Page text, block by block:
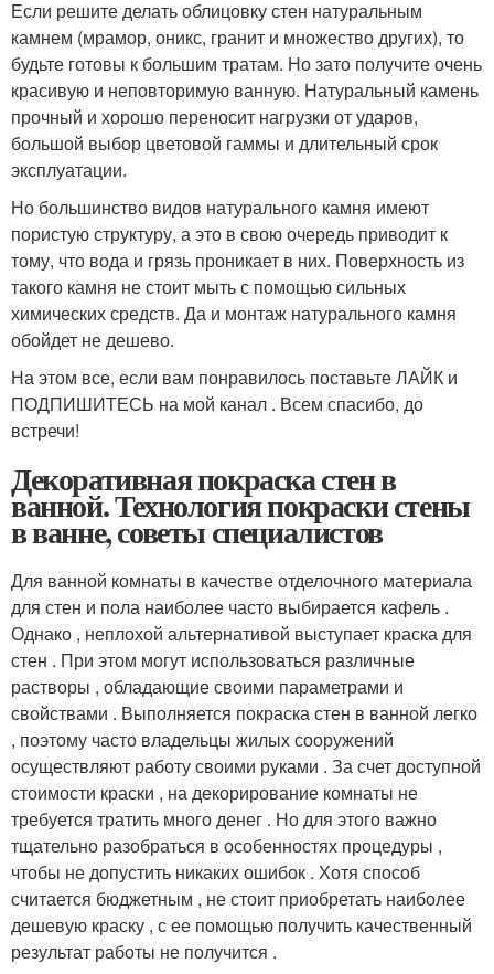
Если решите делать облицовку стен натуральным
камнем (мрамор, оникс, гранит и множество других), то
будьте готовы к большим тратам. Но зато получите очень
красивую и неповторимую ванную. Натуральный камень
прочный и хорошо переносит нагрузки от ударов,
большой выбор цветовой гаммы и длительный срок
эксплуатации.
Но большинство видов натурального камня имеют
пористую структуру, а это в свою очередь приводит к
тому, что вода и грязь проникает в них. Поверхность из
такого камня не стоит мыть с помощью сильных
химических средств. Да и монтаж натурального камня
обойдет не дешево.
На этом все, если вам понравилось поставьте ЛАЙК и
ПОДПИШИТЕСЬ на мой канал . Всем спасибо, до
встречи!
Декоративная покраска стен в
ванной. Технология покраски стены
в ванне, советы специалистов
Для ванной комнаты в качестве отделочного материала
для стен и пола наиболее часто выбирается кафель .
Однако , неплохой альтернативой выступает краска для
стен . При этом могут использоваться различные
растворы , обладающие своими параметрами и
свойствами . Выполняется покраска стен в ванной легко
, поэтому часто владельцы жилых сооружений
осуществляют работу своими руками . За счет доступной
стоимости краски , на декорирование комнаты не
требуется тратить много денег . Но для этого важно
тщательно разобраться в особенностях процедуры ,
чтобы не допустить никаких ошибок . Хотя способ
считается бюджетным , не стоит приобретать наиболее
дешевую краску , с ее помощью получить качественный
результат работы не получится .